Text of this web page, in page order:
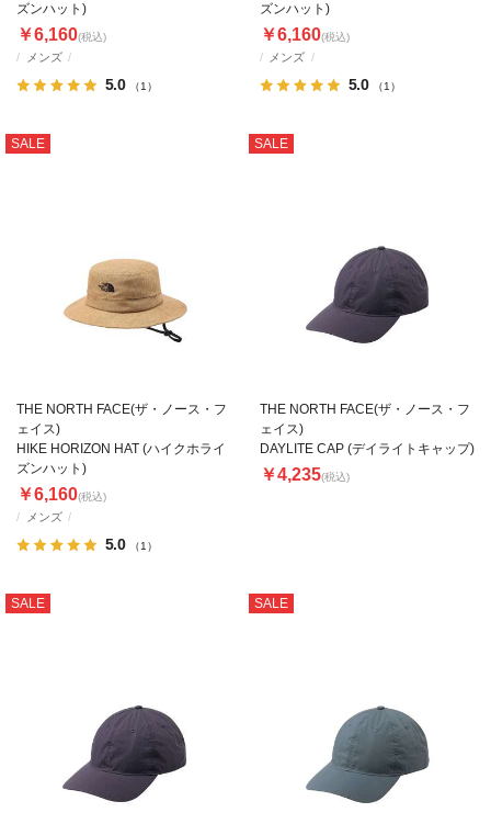
メンズ
5.0 （1）
ズンハット)
￥6,160(税込)
メンズ
5.0 （1）
ズンハット)
￥6,160(税込)
SALE
メンズ
5.0 （1）
THE NORTH FACE(ザ・ノース・フ
ェイス)
HIKE HORIZON HAT (ハイクホライ
ズンハット)
￥6,160(税込)
SALE
THE NORTH FACE(ザ・ノース・フ
ェイス)
DAYLITE CAP (デイライトキャップ)
￥4,235(税込)
SALE SALE